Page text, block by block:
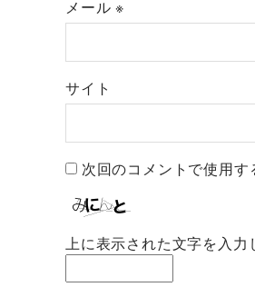
メール※
サイト
次回のコメントで使用す
上に表示された文字を入力